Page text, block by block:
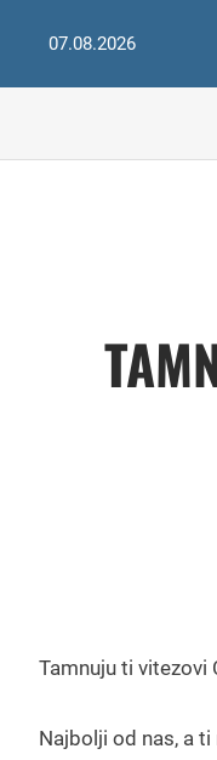
07.08.2026
Tamnuju ti vitezovi
Najbolji od nas, a ti